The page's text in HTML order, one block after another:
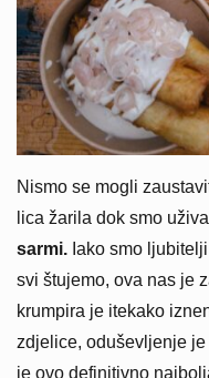
Nismo se mogli
lica žarila dok smo
sarmi. Iako smo
svi štujemo, ova nas je
krumpira je itekako
zdjelice, oduševljenje
je ovo definitivno